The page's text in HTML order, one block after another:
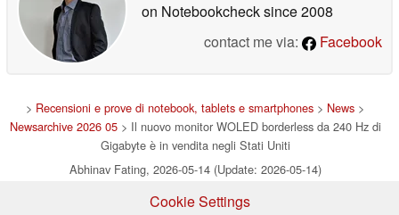
on Notebookchecksince 2008
contact me via:
Facebook
> Recensioni e prove di notebook, tablets e smartphones > News >
Newsarchive 2026 05> Il nuovo monitor WOLED borderless da 240 Hz di
Gigabyte è in vendita negli Stati Uniti
Abhinav Fating, 2026-05-14 (Update: 2026-05-14)
Cookie Settings